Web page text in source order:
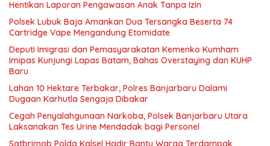
Hentikan Laporan Pengawasan Anak Tanpa Izin
Polsek Lubuk Baja Amankan Dua Tersangka Beserta 74
Cartridge Vape Mengandung Etomidate
Deputi Imigrasi dan Pemasyarakatan Kemenko Kumham
Imipas Kunjungi Lapas Batam, Bahas Overstaying dan KUHP
Baru
Lahan 10 Hektare Terbakar, Polres Banjarbaru Dalami
Dugaan Karhutla Sengaja Dibakar
Cegah Penyalahgunaan Narkoba, Polsek Banjarbaru Utara
Laksanakan Tes Urine Mendadak bagi Personel
Satbrimob Polda Kalsel Hadir Bantu Warga Terdampak